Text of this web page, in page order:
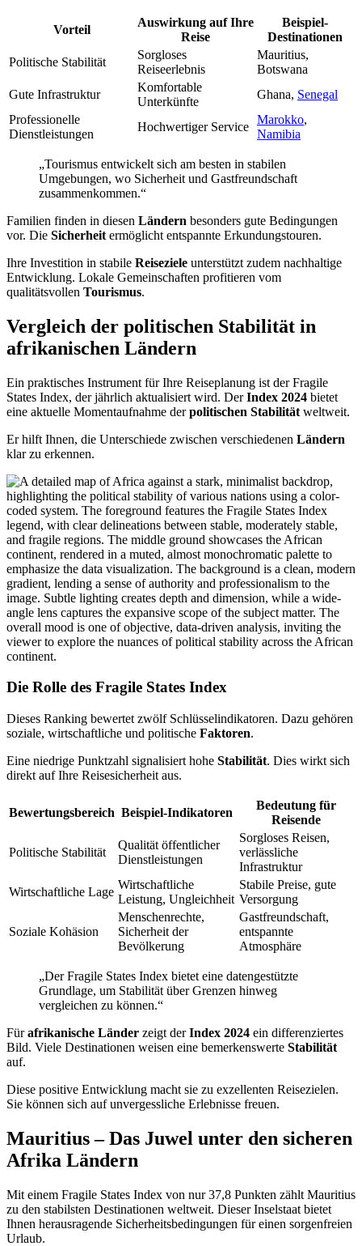
Vorteil
Auswirkung auf Ihre
Reise
Beispiel-
Destinationen
Politische Stabilität
Sorgloses
Reiseerlebnis
Mauritius,
Botswana
Gute Infrastruktur
Komfortable
Unterkünfte
Ghana, Senegal
Professionelle
Dienstleistungen
Hochwertiger Service
Marokko,
Namibia
„Tourismus entwickelt sich am besten in stabilen
Umgebungen, wo Sicherheit und Gastfreundschaft
zusammenkommen.“
Familien finden in diesen Ländern besonders gute Bedingungen
vor. Die Sicherheit ermöglicht entspannte Erkundungstouren.
Ihre Investition in stabile Reiseziele unterstützt zudem nachhaltige
Entwicklung. Lokale Gemeinschaften profitieren vom
qualitätsvollen Tourismus.
Vergleich der politischen Stabilität in
afrikanischen Ländern
Ein praktisches Instrument für Ihre Reiseplanung ist der Fragile
States Index, der jährlich aktualisiert wird. DerIndex 2024 bietet
eine aktuelle Momentaufnahme derpolitischen Stabilität weltweit.
Er hilft Ihnen, die Unterschiede zwischen verschiedenen Ländern
klar zu erkennen.
Die Rolle des Fragile States Index
Dieses Ranking bewertet zwölf Schlüsselindikatoren. Dazu gehören
soziale, wirtschaftliche und politische Faktoren.
Eine niedrige Punktzahl signalisiert hohe Stabilität. Dies wirkt sich
direkt auf Ihre Reisesicherheit aus.
Bewertungsbereich Beispiel-Indikatoren
Bedeutung für
Reisende
Politische Stabilität
Qualität öffentlicher
Dienstleistungen
Sorgloses Reisen,
verlässliche
Infrastruktur
Wirtschaftliche Lage
Wirtschaftliche
Leistung, Ungleichheit
Stabile Preise, gute
Versorgung
Soziale Kohäsion
Menschenrechte,
Sicherheit der
Bevölkerung
Gastfreundschaft,
entspannte
Atmosphäre
„Der Fragile States Index bietet eine datengestützte
Grundlage, um Stabilität über Grenzen hinweg
vergleichen zu können.“
Fürafrikanische Länder zeigt derIndex 2024 ein differenziertes
Bild. Viele Destinationen weisen eine bemerkenswerte Stabilität
auf.
Diese positive Entwicklung macht sie zu exzellenten Reisezielen.
Sie können sich auf unvergessliche Erlebnisse freuen.
Mauritius – Das Juwel unter den sicheren
Afrika Ländern
Mit einem Fragile States Index von nur 37,8 Punkten zählt Mauritius
zu den stabilsten Destinationen weltweit. Dieser Inselstaat bietet
Ihnen herausragende Sicherheitsbedingungen für einen sorgenfreien
Urlaub.